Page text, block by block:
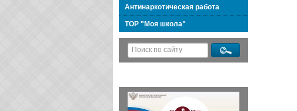
Антинаркотическая работа
ТОР "Моя школа"